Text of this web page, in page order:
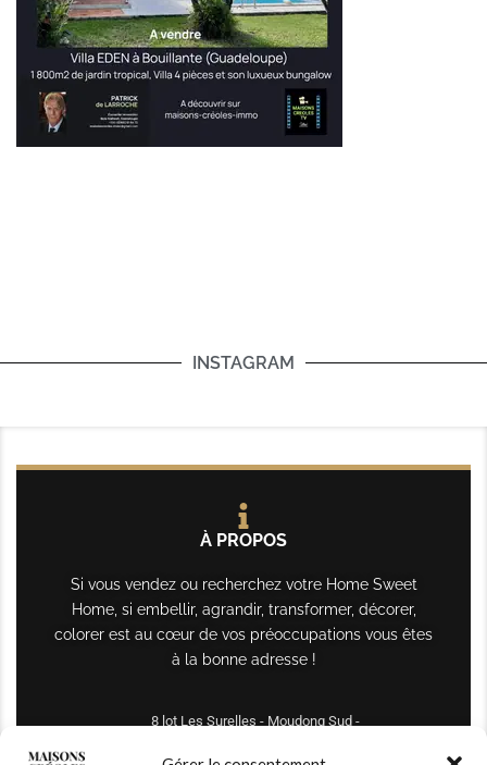
INSTAGRAM
À PROPOS
Si vous vendez ou recherchez votre Home Sweet
Home, si embellir, agrandir, transformer, décorer,
colorer est au cœur de vos préoccupations vous êtes
à la bonne adresse !
8 lot Les Surelles - Moudong Sud -